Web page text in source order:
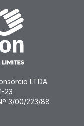
LTDA
23
3/00/223/88